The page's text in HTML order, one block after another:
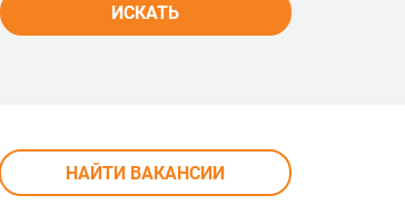
ИСКАТЬ
НАЙТИ ВАКАНСИИ